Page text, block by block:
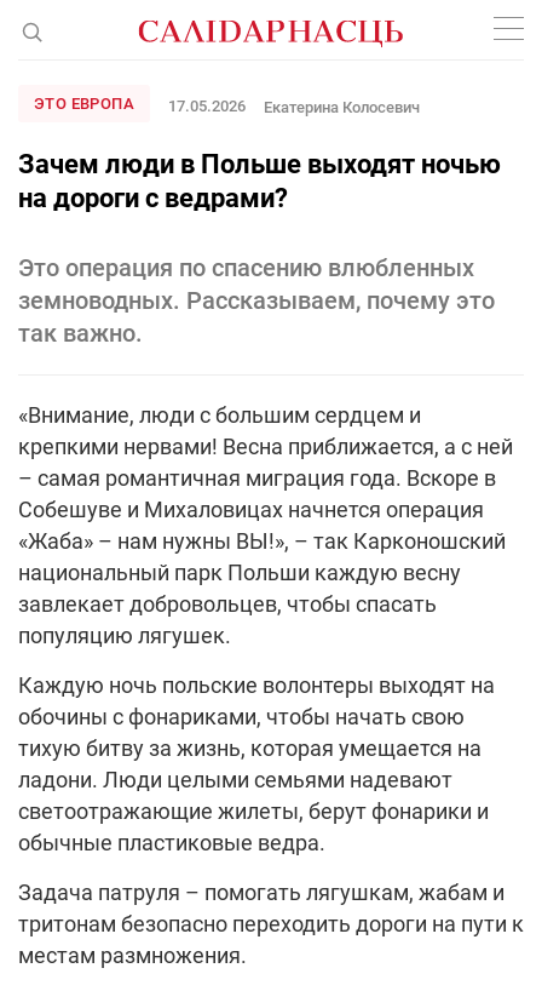
ЭТО ЕВРОПА 17.05.2026 Екатерина Колосевич
Зачем люди в Польше выходят ночью
на дороги с ведрами?
Это операция по спасению влюбленных
земноводных. Рассказываем, почему это
так важно.
«Внимание, люди с большим сердцем и
крепкими нервами! Весна приближается, а с ней
– самая романтичная миграция года. Вскоре в
Собешуве и Михаловицах начнется операция
«Жаба» – нам нужны ВЫ!», – так Карконошский
национальный парк Польши каждую весну
завлекает добровольцев, чтобы спасать
популяцию лягушек.
Каждую ночь польские волонтеры выходят на
обочины с фонариками, чтобы начать свою
тихую битву за жизнь, которая умещается на
ладони. Люди целыми семьями надевают
светоотражающие жилеты, берут фонарики и
обычные пластиковые ведра.
Задача патруля – помогать лягушкам, жабам и
тритонам безопасно переходить дороги на пути к
местам размножения.